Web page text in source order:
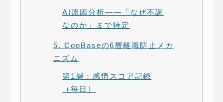
AI原因分析——「なぜ不調
なのか」まで特定
5. CooBaseの6層離職防止メカ
ニズム
第1層：感情スコア記録
（毎日）